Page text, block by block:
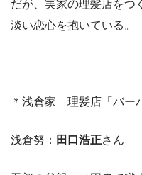
だが、実家の理髪店をつ
淡い恋心を抱いている。
＊浅倉家 理髪店「バー
浅倉努： 田口浩正さん